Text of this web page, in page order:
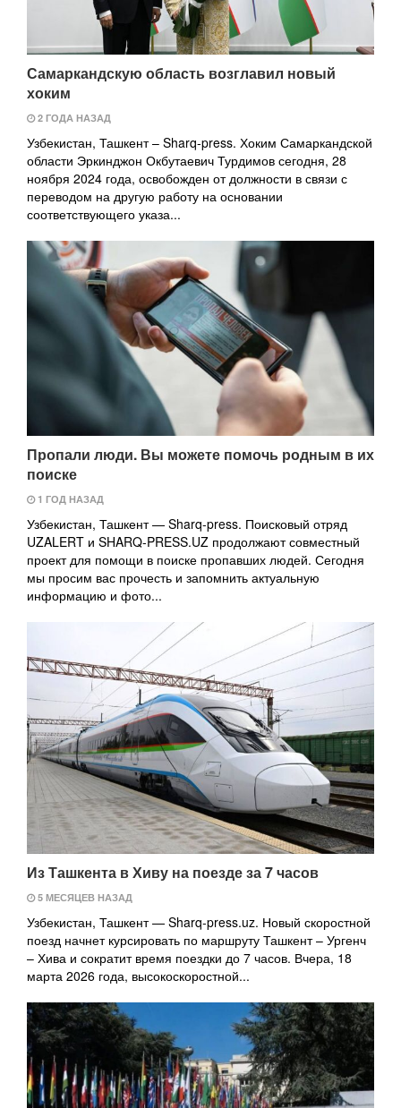
Самаркандскую область возглавил новый
хоким
2 ГОДА НАЗАД
Узбекистан, Ташкент – Sharq-press. Хоким Самаркандской
области Эркинджон Окбутаевич Турдимов сегодня, 28
ноября 2024 года, освобожден от должности в связи с
переводом на другую работу на основании
соответствующего указа...
Пропали люди. Вы можете помочь родным в их
поиске
1 ГОД НАЗАД
Узбекистан, Ташкент — Sharq-press. Поисковый отряд
UZALERT и SHARQ-PRESS.UZ продолжают совместный
проект для помощи в поиске пропавших людей. Сегодня
мы просим вас прочесть и запомнить актуальную
информацию и фото...
Из Ташкента в Хиву на поезде за 7 часов
5 МЕСЯЦЕВ НАЗАД
Узбекистан, Ташкент — Sharq-press.uz. Новый скоростной
поезд начнет курсировать по маршруту Ташкент – Ургенч
– Хива и сократит время поездки до 7 часов. Вчера, 18
марта 2026 года, высокоскоростной...